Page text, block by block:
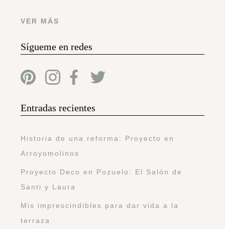
VER MÁS
Sígueme en redes
Entradas recientes
Historia de una reforma: Proyecto en
Arroyomolinos
Proyecto Deco en Pozuelo: El Salón de
Santi y Laura
Mis imprescindibles para dar vida a la
terraza